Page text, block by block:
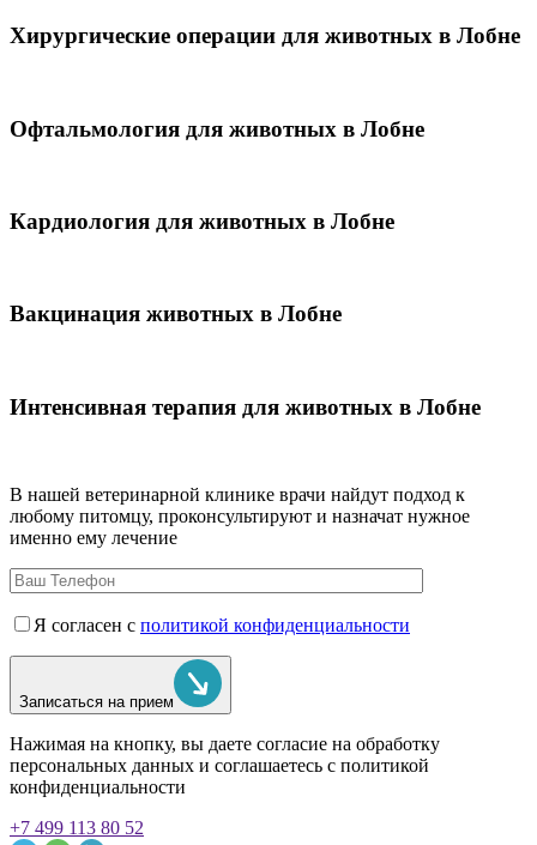
Хирургические операции для животных в Лобне
Офтальмология для животных в Лобне
Кардиология для животных в Лобне
Вакцинация животных в Лобне
Интенсивная терапия для животных в Лобне
В нашей ветеринарной клинике врачи найдут подход к
любому питомцу, проконсультируют и назначат нужное
именно ему лечение
Я согласен с политикой конфиденциальности
Записаться на прием
Нажимая на кнопку, вы даете согласие на обработку
персональных данных и соглашаетесь c политикой
конфиденциальности
+7 499 113 80 52